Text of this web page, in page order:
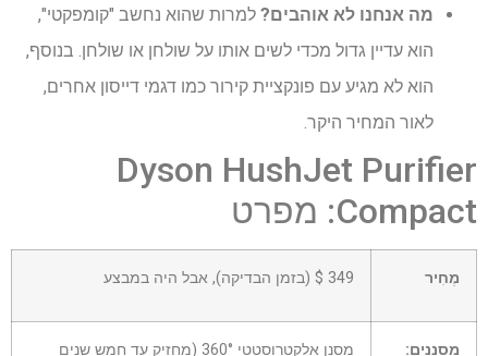
מה אנחנו לא אוהבים? למרות שהוא נחשב "קומפקטי",
הוא עדיין גדול מכדי לשים אותו על שולחן או שולחן. בנוסף,
הוא לא מגיע עם פונקציית קירור כמו דגמי דייסון אחרים,
לאור המחיר היקר.
Dyson HushJet Purifier
Compact: מפרט
מְחִיר 349 $ (בזמן הבדיקה), אבל היה במבצע
מסננים: מסנן אלקטרוסטטי 360° (מחזיק עד חמש שנים